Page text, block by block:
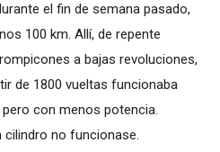
el fin de semana pasado,
100 km. Allí, de repente
a bajas revoluciones,
de 1800 vueltas funcionaba
con menos potencia.
no funcionase.